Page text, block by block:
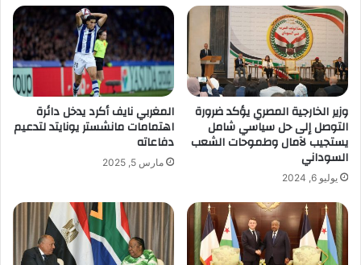
وزير الخارجية المصري يؤكد ضرورة
التوصل إلى حل سياسي شامل
يستجيب لآمال وطموحات الشعب
السوداني
يوليو 6, 2024
المغربي نايف أكرد يدخل دائرة
اهتمامات مانشستر يونايتد لتدعيم
دفاعاته
مارس 5, 2025